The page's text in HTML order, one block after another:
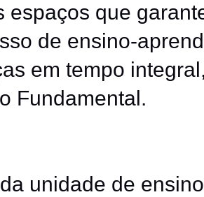
espaços que
de ensino-
em tempo
Fundamental.
unidade de